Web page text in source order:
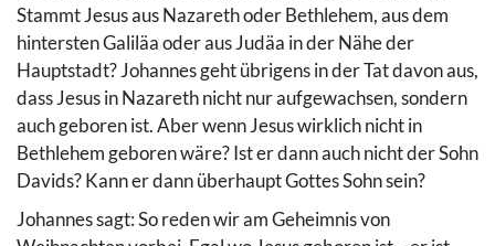
Stammt Jesus aus Nazareth oder Bethlehem, aus dem
hintersten Galiläa oder aus Judäa in der Nähe der
Hauptstadt? Johannes geht übrigens in der Tat davon aus,
dass Jesus in Nazareth nicht nur aufgewachsen, sondern
auch geboren ist. Aber wenn Jesus wirklich nicht in
Bethlehem geboren wäre? Ist er dann auch nicht der Sohn
Davids? Kann er dann überhaupt Gottes Sohn sein?
Johannes sagt: So reden wir am Geheimnis von